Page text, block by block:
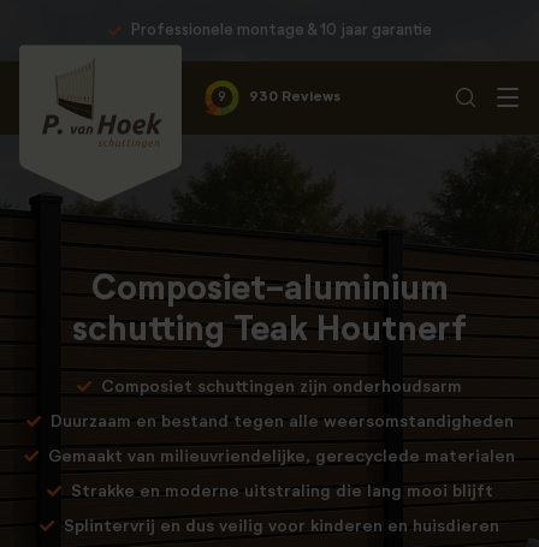
Professionele montage & 10 jaar garantie
9 930 Reviews
Composiet-aluminium
schutting Teak Houtnerf
Composiet schuttingen zijn onderhoudsarm
Duurzaam en bestand tegen alle weersomstandigheden
Gemaakt van milieuvriendelijke, gerecyclede materialen
Strakke en moderne uitstraling die lang mooi blijft
Splintervrij en dus veilig voor kinderen en huisdieren